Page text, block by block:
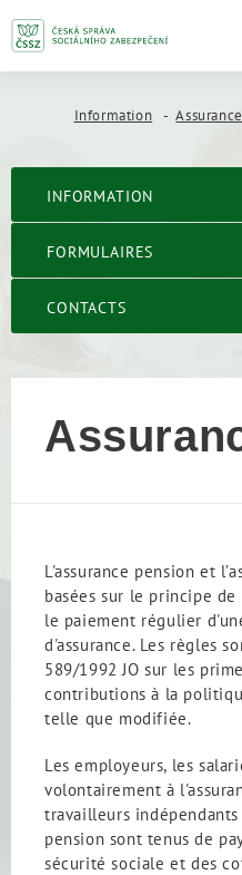
Information
INFORMATION
FORMULAIRES
CONTACTS
L'assurance pension et
basées sur le principe de
le paiement régulier
d'assurance. Les règles
589/1992 JO sur les
contributions à la
telle que modifiée.
Les employeurs, les
volontairement à
travailleurs indépendants
pension sont tenus de
sécurité sociale et des